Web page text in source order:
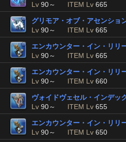
Lv 90～ ITEM Lv 665
グリモア・オブ・アセンショ
Lv 90～ ITEM Lv 665
エンカウンター・イン・リリ
Lv 90～ ITEM Lv 665
エンカウンター・イン・リリ
Lv 90～ ITEM Lv 660
ヴォイドヴェセル・インデッ
Lv 90～ ITEM Lv 655
エンカウンター・イン・リリ
Lv 90～ ITEM Lv 650